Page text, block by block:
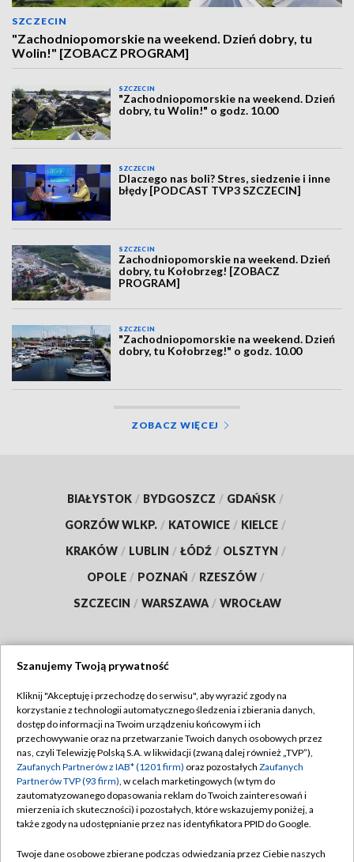
SZCZECIN
"Zachodniopomorskie na weekend. Dzień dobry, tu
Wolin!" [ZOBACZ PROGRAM]
SZCZECIN
"Zachodniopomorskie na weekend. Dzień
dobry, tu Wolin!" o godz. 10.00
SZCZECIN
Dlaczego nas boli? Stres, siedzenie i inne
błędy [PODCAST TVP3 SZCZECIN]
SZCZECIN
Zachodniopomorskie na weekend. Dzień
dobry, tu Kołobrzeg! [ZOBACZ
PROGRAM]
SZCZECIN
"Zachodniopomorskie na weekend. Dzień
dobry, tu Kołobrzeg!" o godz. 10.00
ZOBACZ WIĘCEJ
BIAŁYSTOK / BYDGOSZCZ / GDAŃSK /
GORZÓW WLKP. / KATOWICE / KIELCE /
KRAKÓW / LUBLIN / ŁÓDŹ / OLSZTYN /
OPOLE / POZNAŃ / RZESZÓW /
SZCZECIN / WARSZAWA / WROCŁAW
TVP
Abonament TVP
Emisja w TVP
Centrum informacji TVP
Naziemna Telewizja Cyfrowa
Regulamin TVP
Polityka prywatności
Moje zgody
Pomoc
Szanujemy Twoją prywatność
Kliknij "Akceptuję i przechodzę do serwisu", aby wyrazić zgody na
korzystanie z technologii automatycznego śledzenia i zbierania danych,
dostęp do informacji na Twoim urządzeniu końcowym i ich
przechowywanie oraz na przetwarzanie Twoich danych osobowych przez
nas, czyli Telewizję Polską S.A. w likwidacji (zwaną dalej również „TVP”),
Zaufanych Partnerów z IAB* (1201 firm) oraz pozostałych Zaufanych
Partnerów TVP (93 firm), w celach marketingowych (w tym do
zautomatyzowanego dopasowania reklam do Twoich zainteresowań i
mierzenia ich skuteczności) i pozostałych, które wskazujemy poniżej, a
także zgody na udostępnianie przez nas identyfikatora PPID do Google.
Twoje dane osobowe zbierane podczas odwiedzania przez Ciebie naszych